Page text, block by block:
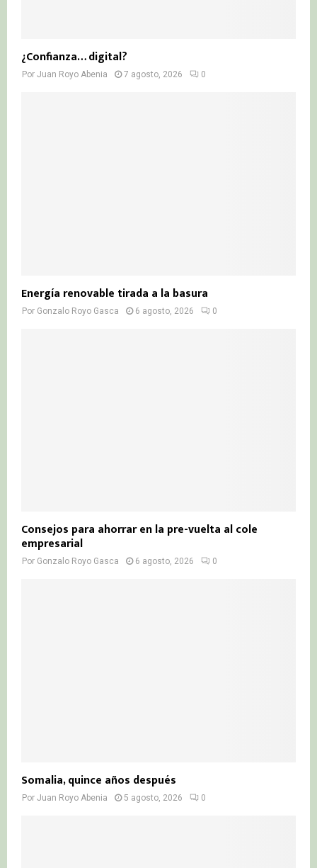
¿Confianza… digital?
Por Juan Royo Abenia 7 agosto, 2026 0
Energía renovable tirada a la basura
Por Gonzalo Royo Gasca 6 agosto, 2026 0
Consejos para ahorrar en la pre-vuelta al cole
empresarial
Por Gonzalo Royo Gasca 6 agosto, 2026 0
Somalia, quince años después
Por Juan Royo Abenia 5 agosto, 2026 0